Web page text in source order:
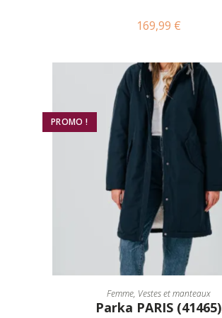
169,99 €
PROMO !
CHOIX DES OPTIONS
Femme, Vestes et manteaux
Parka PARIS (41465)